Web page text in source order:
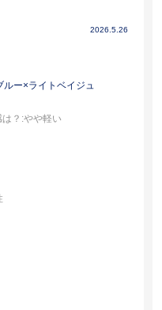
2026.5.26
ー×ライトベイジュ
？ :やや軽い